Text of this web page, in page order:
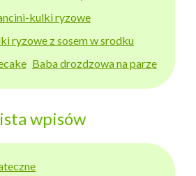
kulki ryzowe
ryzowe z sosem w srodku
Baba drozdzowa na parze
wpisów